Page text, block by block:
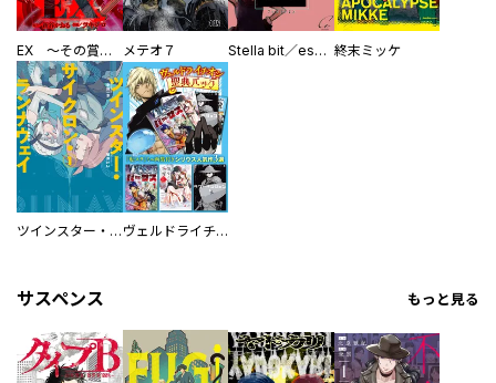
EX ～その賞金稼ぎは、世界の出口を探す～【単行本版】 メテオ７ Stella bit／es【単話版】 終末ミッケ
ツインスター・サイクロン・ランナウェイ ヴェルドライチオシ聖典パック 『転スラ』ミニ画集付き シリウス人気作３選
サスペンス もっと見る